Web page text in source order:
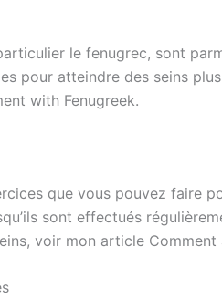
le fenugrec, sont
pour atteindre des seins
with Fenugreek.
que vous pouvez faire
sont effectués
voir mon article